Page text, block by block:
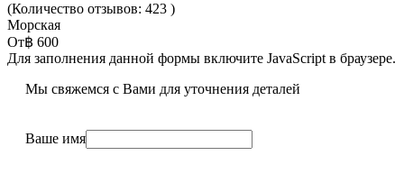
(Количество отзывов: 423 )
Морская
От฿ 600
Для заполнения данной формы включите JavaScript в браузере.
Мы свяжемся с Вами для уточнения деталей
Ваше имя